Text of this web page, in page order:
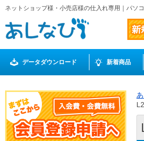
ネットショップ様・小売店様の仕入れ専用｜パソ
データダウンロード 新着商品